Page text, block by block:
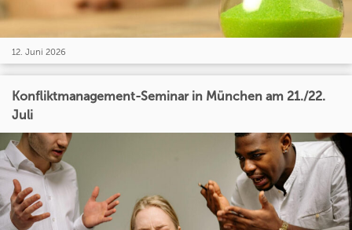
12. Juni 2026
Konfliktmanagement-Seminar in München am 21./22.
Juli